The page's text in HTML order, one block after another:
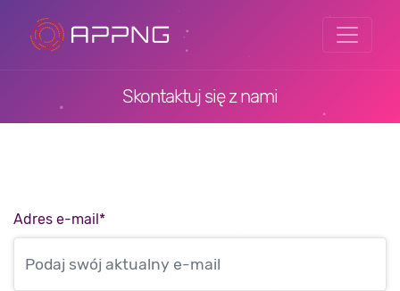
Skontaktuj się z nami
Adres e-mail*